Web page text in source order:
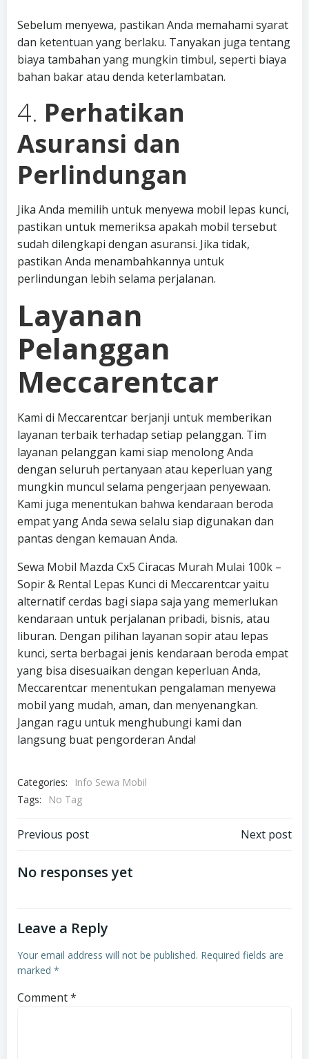
Sebelum menyewa, pastikan Anda memahami syarat
dan ketentuan yang berlaku. Tanyakan juga tentang
biaya tambahan yang mungkin timbul, seperti biaya
bahan bakar atau denda keterlambatan.
4. Perhatikan
Asuransi dan
Perlindungan
Jika Anda memilih untuk menyewa mobil lepas kunci,
pastikan untuk memeriksa apakah mobil tersebut
sudah dilengkapi dengan asuransi. Jika tidak,
pastikan Anda menambahkannya untuk
perlindungan lebih selama perjalanan.
Layanan
Pelanggan
Meccarentcar
Kami di Meccarentcar berjanji untuk memberikan
layanan terbaik terhadap setiap pelanggan. Tim
layanan pelanggan kami siap menolong Anda
dengan seluruh pertanyaan atau keperluan yang
mungkin muncul selama pengerjaan penyewaan.
Kami juga menentukan bahwa kendaraan beroda
empat yang Anda sewa selalu siap digunakan dan
pantas dengan kemauan Anda.
Sewa Mobil Mazda Cx5 Ciracas Murah Mulai 100k –
Sopir & Rental Lepas Kunci di Meccarentcar yaitu
alternatif cerdas bagi siapa saja yang memerlukan
kendaraan untuk perjalanan pribadi, bisnis, atau
liburan. Dengan pilihan layanan sopir atau lepas
kunci, serta berbagai jenis kendaraan beroda empat
yang bisa disesuaikan dengan keperluan Anda,
Meccarentcar menentukan pengalaman menyewa
mobil yang mudah, aman, dan menyenangkan.
Jangan ragu untuk menghubungi kami dan
langsung buat pengorderan Anda!
Categories:
Info Sewa Mobil
Tags:
No Tag
Post
navigation
Previous post Next post
No responses yet
Leave a Reply
Your email address will not be published. Required fields are
marked *
Comment*